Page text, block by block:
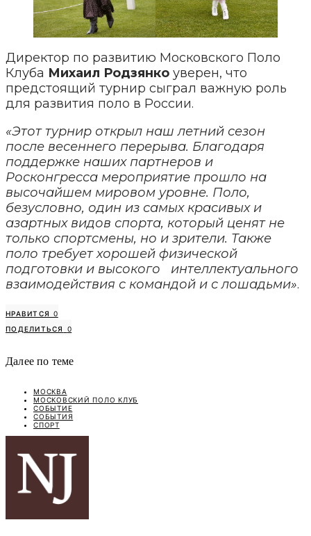
Директор по развитию Московского Поло
Клуба Михаил Родзянко уверен, что
предстоящий турнир сыграл важную роль
для развития поло в России.
«Этот турнир открыл наш летний сезон
после весеннего перерыва. Благодаря
поддержке наших партнеров и
Росконгресса мероприятие прошло на
высочайшем мировом уровне. Поло,
безусловно, один из самых красивых и
азартных видов спорта, который ценят не
только спортсмены, но и зрители. Также
поло требует хорошей физической
подготовки и высокого интеллектуального
взаимодействия с командой и с лошадьми».
НРАВИТСЯ 0
ПОДЕЛИТЬСЯ
0
Далее по теме
МОСКВА
МОСКОВСКИЙ ПОЛО КЛУБ
СОБЫТИЕ
СОБЫТИЯ
СПОРТ